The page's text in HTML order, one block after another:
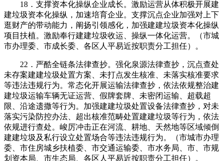
18．支撑资本化操纵企业成长。激励运营从体积极开展建
建垃圾资本化操纵，加速培育企业。支撑沉点企业加强对上下
逛财产的带动能力，阐扬引领感化，加强建建垃圾资本化操纵
项目扶植。激励奉行建建垃圾收运、操纵一体化运营。（市城
市办理委、市成长委、各区人平易近按职责分工担任）。
22．严酷全链条法律查抄。强化泉源法律查抄，沉点查处
未存案建建垃圾处置方案、未打点发生核准、未落实核准要求
等违法违规行为。常态化开展运输法律查抄，依法依规整治建
建垃圾运输车辆无证运营、假牌套牌、未密闭运输、超载超
限、沿途遗撒等行为。加强建建垃圾处置设备法律查抄，对未
落实污染防控办法、超出核准范畴处置建建垃圾等行为，依法
依规进行查处。峻厉冲击正在河流、耕地、天然地等区域倾倒
建建垃圾及私行设立处置场合等违法违规行为。（市城市办理
委、市住房城乡扶植委、市交通运输委、市水务局、市、市规
划资本局、市生态局、各区人平易近按职责分工担任）。